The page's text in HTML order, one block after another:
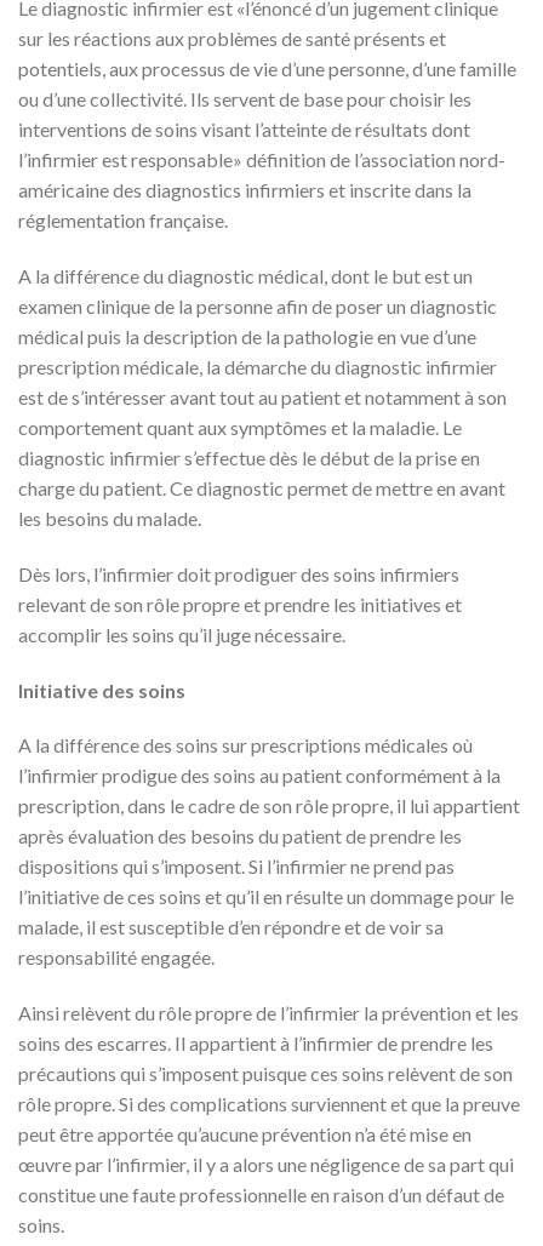
Le diagnostic infirmier est «l’énoncé d’un jugement clinique
sur les réactions aux problèmes de santé présents et
potentiels, aux processus de vie d’une personne, d’une famille
ou d’une collectivité. Ils servent de base pour choisir les
interventions de soins visant l’atteinte de résultats dont
l’infirmier est responsable» définition de l’association nord-
américaine des diagnostics infirmiers et inscrite dans la
réglementation française.
A la différence du diagnostic médical, dont le but est un
examen clinique de la personne afin de poser un diagnostic
médical puis la description de la pathologie en vue d’une
prescription médicale, la démarche du diagnostic infirmier
est de s’intéresser avant tout au patient et notamment à son
comportement quant aux symptômes et la maladie. Le
diagnostic infirmier s’effectue dès le début de la prise en
charge du patient. Ce diagnostic permet de mettre en avant
les besoins du malade.
Dès lors, l’infirmier doit prodiguer des soins infirmiers
relevant de son rôle propre et prendre les initiatives et
accomplir les soins qu’il juge nécessaire.
Initiative des soins
A la différence des soins sur prescriptions médicales où
l’infirmier prodigue des soins au patient conformément à la
prescription, dans le cadre de son rôle propre, il lui appartient
après évaluation des besoins du patient de prendre les
dispositions qui s’imposent. Si l’infirmier ne prend pas
l’initiative de ces soins et qu’il en résulte un dommage pour le
malade, il est susceptible d’en répondre et de voir sa
responsabilité engagée.
Ainsi relèvent du rôle propre de l’infirmier la prévention et les
soins des escarres. Il appartient à l’infirmier de prendre les
précautions qui s’imposent puisque ces soins relèvent de son
rôle propre. Si des complications surviennent et que la preuve
peut être apportée qu’aucune prévention n’a été mise en
œuvre par l’infirmier, il y a alors une négligence de sa part qui
constitue une faute professionnelle en raison d’un défaut de
soins.